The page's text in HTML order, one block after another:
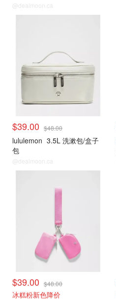
@dealmoon.ca
$39.00 $48.00
lululemon 3.5L 洗漱包/盒子
包
@dealmoon.ca
$39.00 $48.00
冰糕粉新色降价